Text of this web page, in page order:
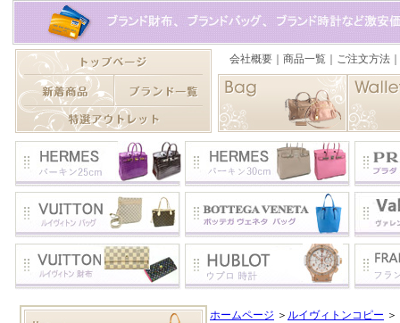
ホームページ ＞ ルイヴィトンコピー ＞